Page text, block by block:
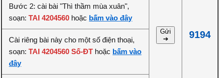
Gửi
➔
9194
Bước 2: cài bài "Thì thầm mùa xuân",
soạn:TAI 4204560 hoặc bấm vào đây
Cài riêng bài này cho một số điện thoại,
soạn:TAI 4204560 Số-ĐT hoặc bấm vào
đây